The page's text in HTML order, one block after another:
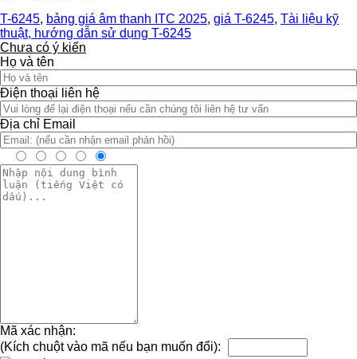
T-6245, bảng giá âm thanh ITC 2025, giá T-6245, Tài liệu kỹ
thuật, hướng dẫn sử dụng T-6245
Chưa có ý kiến
Họ và tên
Điện thoại liên hệ
Địa chỉ Email
Mã xác nhận:
(Kích chuột vào mã nếu bạn muốn đổi):